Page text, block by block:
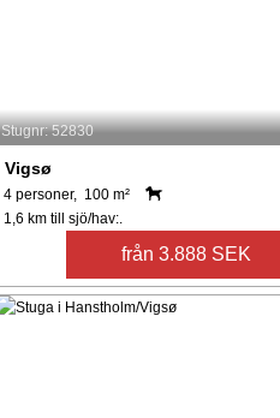
Stugnr: 52830
Vigsø
4 personer, 100 m²
1,6 km till sjö/hav:.
från 3.888 SEK